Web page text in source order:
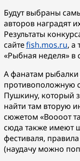
Будут выбраны
авторов наградят
Результаты
сайтеfish.mos.ru, а
«Рыбная неделя» в
А фанатам рыбалки
противоположную
Пушкину, который
найти там вторую
сюжетом «Воооот
сюда также имеют
фестиваля,
(наудачу можно